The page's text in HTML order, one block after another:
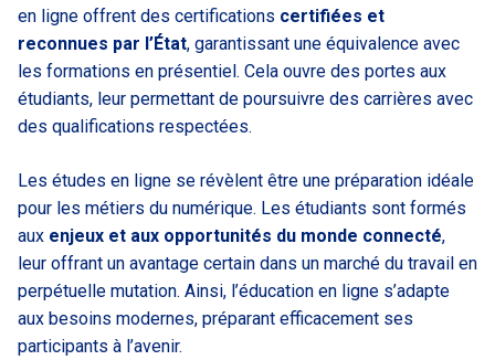
en ligne offrent des certifications certifiées et
reconnues par l’État, garantissant une équivalence avec
les formations en présentiel. Cela ouvre des portes aux
étudiants, leur permettant de poursuivre des carrières avec
des qualifications respectées.
Les études en ligne se révèlent être une préparation idéale
pour les métiers du numérique. Les étudiants sont formés
aux enjeux et aux opportunités du monde connecté,
leur offrant un avantage certain dans un marché du travail en
perpétuelle mutation. Ainsi, l’éducation en ligne s’adapte
aux besoins modernes, préparant efficacement ses
participants à l’avenir.